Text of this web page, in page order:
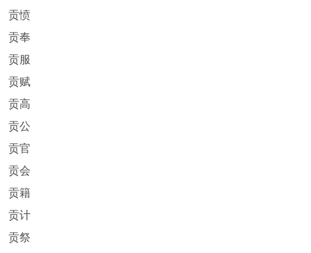
贡愤
贡奉
贡服
贡赋
贡高
贡公
贡官
贡会
贡籍
贡计
贡祭